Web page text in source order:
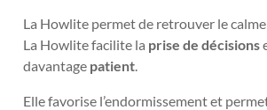
La Howlite permet de retrouver le
La Howlite facilite la prise de décisions
davantage patient
Elle favorise l’endormissement et